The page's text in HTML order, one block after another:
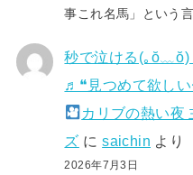
事これ名馬」という
秒で泣ける(⁠｡⁠
♬❝見つめて欲しい
カリブの熱い夜
ズ にsaichin より
2026年7月3日